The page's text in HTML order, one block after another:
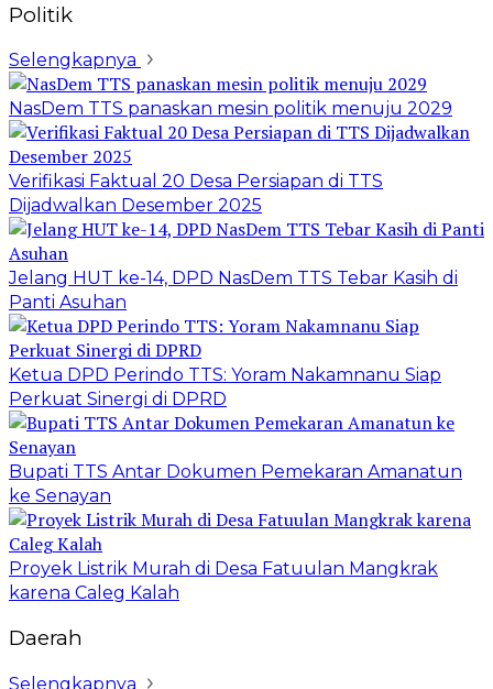
Politik
Selengkapnya
NasDem TTS panaskan mesin politik menuju 2029
Verifikasi Faktual 20 Desa Persiapan di TTS
Dijadwalkan Desember 2025
Jelang HUT ke-14, DPD NasDem TTS Tebar Kasih di
Panti Asuhan
Ketua DPD Perindo TTS: Yoram Nakamnanu Siap
Perkuat Sinergi di DPRD
Bupati TTS Antar Dokumen Pemekaran Amanatun
ke Senayan
Proyek Listrik Murah di Desa Fatuulan Mangkrak
karena Caleg Kalah
Daerah
Selengkapnya